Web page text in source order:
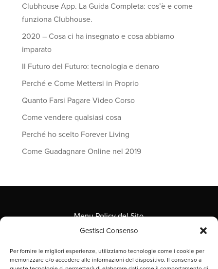
Gestisci Consenso
Per fornire le migliori esperienze, utilizziamo tecnologie come i cookie per
memorizzare e/o accedere alle informazioni del dispositivo. Il consenso a
Clubhouse App. La Guida Completa: cos’è e come
funziona Clubhouse.
2020 – Cosa ci ha insegnato e cosa abbiamo
imparato
Il Futuro del Futuro: tecnologia e denaro
Perché e Come Mettersi in Proprio
Quanto Farsi Pagare Video Corso
Come vendere qualsiasi cosa
Perché ho scelto Forever Living
Come Guadagnare Online nel 2019
Menu Policy del Sito